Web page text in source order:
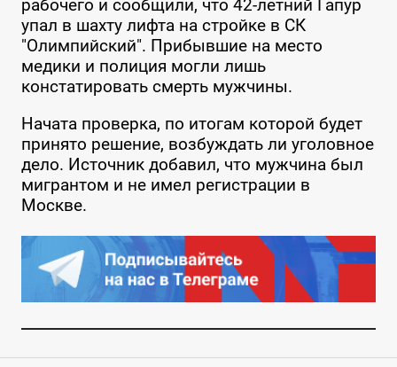
рабочего и сообщили, что 42-летний Гапур
упал в шахту лифта на стройке в СК
"Олимпийский". Прибывшие на место
медики и полиция могли лишь
констатировать смерть мужчины.
Начата проверка, по итогам которой будет
принято решение, возбуждать ли уголовное
дело. Источник добавил, что мужчина был
мигрантом и не имел регистрации в
Москве.